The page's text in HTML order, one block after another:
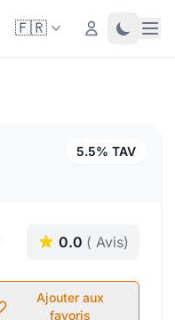
🇫🇷 Login Toggle
5.5% TAV
0.0 ( Avis)
Ajouter aux
favoris